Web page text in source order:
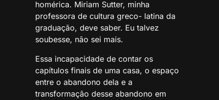
homérica. Miriam Sutter, minha
professora de cultura greco- latina da
graduação, deve saber. Eu talvez
soubesse, não sei mais.
Essa incapacidade de contar os
capítulos finais de uma casa, o espaço
entre o abandono dela e a
transformação desse abandono em